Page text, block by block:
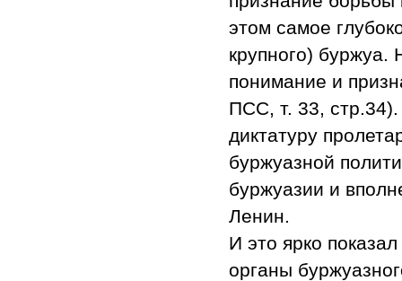
этом самое
крупного) буржуа.
понимание и
ПСС, т. 33, стр.34).
диктатуру
буржуазной
буржуазии и
Ленин.
И это ярко
органы